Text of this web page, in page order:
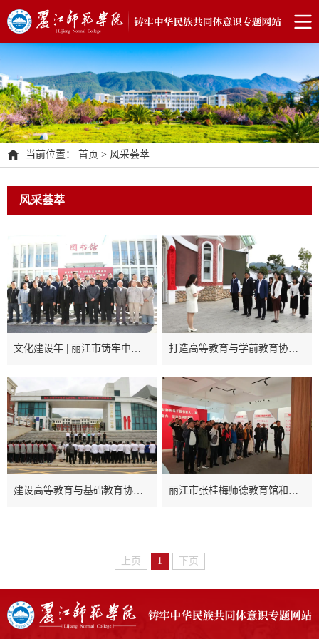
当前位置： 首页 > 风采荟萃
风采荟萃
文化建设年 | 丽江市铸牢中华民族共同体意识“和和美美”剪纸艺术主题展在我校开展 打造高等教育与学前教育协同发展的共同体——丽江师范学院附属第一幼儿园揭牌仪式在丽江市幼儿园和乐分园举行
建设高等教育与基础教育协同发展的命运共同体——丽江师范学院附属中学揭牌仪式在丽江市第二中学举行 丽江市张桂梅师德教育馆和丽江市铸牢中华民族共同体意识主题教育馆迎来“七一”参观学习热潮
上页 1 下页